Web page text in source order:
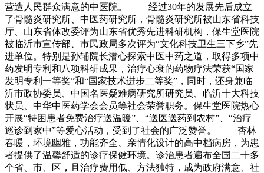
营造人民群众满意的中医院。 经过30年的发展先后成立
了骨髓炎研究所、中医药研究所，骨髓炎研究所被山东省科技
厅、山东省体改委评为山东省优秀先进科研机构，保生堂医院
被临沂市宣传部、市民政局多次评为“文化科技卫生三下乡”先
进单位。特别是孙辅院长潜心探索中医中药之道，取得多项中
药发明专利和八项科研成果，治疗心衰的药物疗法荣获“国家
发明专利一等奖”和“国家技术进步二等奖”，同时，还身兼临
沂市政协委员、中国名医疑难病研究所研究员、临沂十大科技
状员、中华中医药学会会员等社会荣誉职务。保生堂医院热心
开展“特困患者免费治疗送温暖”、“送医送药到农村”、“治疗
巡诊到家中”等爱心活动，受到了社会的广泛赞誉。 杏林
春暖，环境幽雅，功能齐全、亲情化设计的高中档病房，为患
者提供了温馨舒适的诊疗保健环境。诊治患者遍布全国二十多
个省、市、区，且治疗费用低、方法独特，成为政府满意、社